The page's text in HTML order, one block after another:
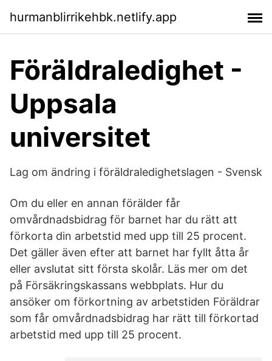
hurmanblirrikehbk.netlify.app
Föräldraledighet -
Uppsala
universitet
Lag om ändring i föräldraledighetslagen - Svensk
Om du eller en annan förälder får
omvårdnadsbidrag för barnet har du rätt att
förkorta din arbetstid med upp till 25 procent.
Det gäller även efter att barnet har fyllt åtta år
eller avslutat sitt första skolår. Läs mer om det
på Försäkringskassans webbplats. Hur du
ansöker om förkortning av arbetstiden Föräldrar
som får omvårdnadsbidrag har rätt till förkortad
arbetstid med upp till 25 procent.